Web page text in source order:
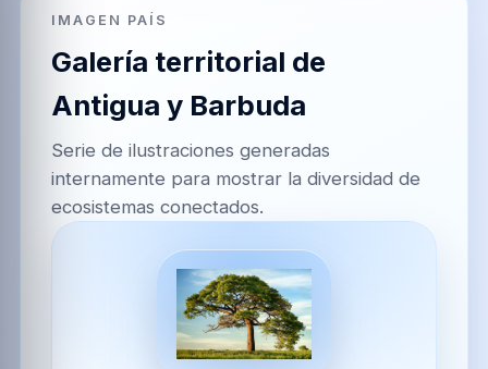
IMAGEN PAÍS
Galería territorial de
Antigua y Barbuda
Serie de ilustraciones generadas
internamente para mostrar la diversidad de
ecosistemas conectados.